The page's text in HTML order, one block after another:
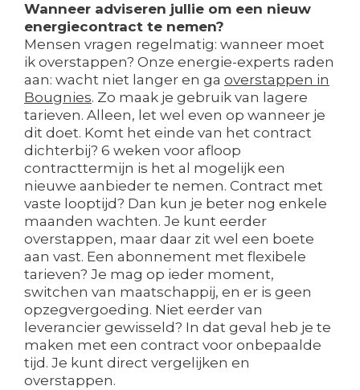
Wanneer adviseren jullie om een nieuw
energiecontract te nemen?
Mensen vragen regelmatig: wanneer moet
ik overstappen? Onze energie-experts raden
aan: wacht niet langer en ga overstappen in
Bougnies. Zo maak je gebruik van lagere
tarieven. Alleen, let wel even op wanneer je
dit doet. Komt het einde van het contract
dichterbij? 6 weken voor afloop
contracttermijn is het al mogelijk een
nieuwe aanbieder te nemen. Contract met
vaste looptijd? Dan kun je beter nog enkele
maanden wachten. Je kunt eerder
overstappen, maar daar zit wel een boete
aan vast. Een abonnement met flexibele
tarieven? Je mag op ieder moment,
switchen van maatschappij, en er is geen
opzegvergoeding. Niet eerder van
leverancier gewisseld? In dat geval heb je te
maken met een contract voor onbepaalde
tijd. Je kunt direct vergelijken en
overstappen.